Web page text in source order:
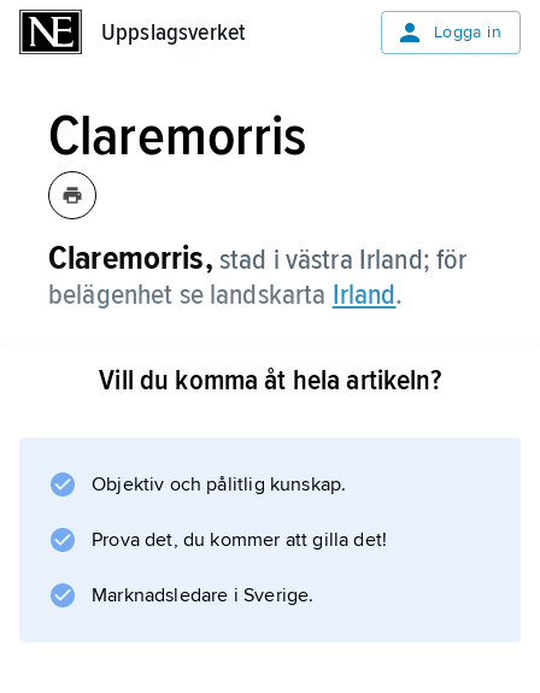
Uppslagsverket Logga in
Claremorris
Claremorris, stad i västra Irland; för
belägenhet se landskarta Irland.
Vill du komma åt hela artikeln?
Objektiv och pålitlig kunskap.
Prova det, du kommer att gilla det!
Marknadsledare i Sverige.